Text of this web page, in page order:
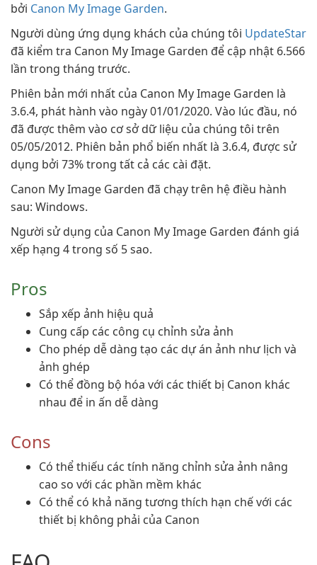
bởi Canon My Image Garden.
Người dùng ứng dụng khách của chúng tôi UpdateStar
đã kiểm tra Canon My Image Garden để cập nhật 6.566
lần trong tháng trước.
Phiên bản mới nhất của Canon My Image Garden là
3.6.4, phát hành vào ngày 01/01/2020. Vào lúc đầu, nó
đã được thêm vào cơ sở dữ liệu của chúng tôi trên
05/05/2012. Phiên bản phổ biến nhất là 3.6.4, được sử
dụng bởi 73% trong tất cả các cài đặt.
Canon My Image Garden đã chạy trên hệ điều hành
sau: Windows.
Người sử dụng của Canon My Image Garden đánh giá
xếp hạng 4 trong số 5 sao.
Pros
Sắp xếp ảnh hiệu quả
Cung cấp các công cụ chỉnh sửa ảnh
Cho phép dễ dàng tạo các dự án ảnh như lịch và
ảnh ghép
Có thể đồng bộ hóa với các thiết bị Canon khác
nhau để in ấn dễ dàng
Cons
Có thể thiếu các tính năng chỉnh sửa ảnh nâng
cao so với các phần mềm khác
Có thể có khả năng tương thích hạn chế với các
thiết bị không phải của Canon